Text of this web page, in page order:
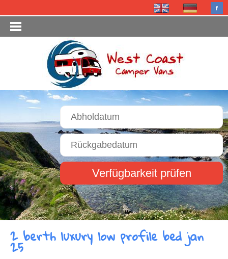
Verfügbarkeit prüfen
2 berth luxury low profile bed jan
25